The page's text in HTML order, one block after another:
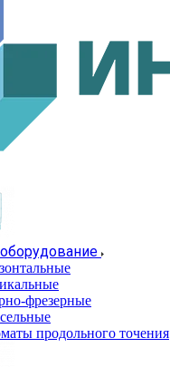
фрезерные
продольного точения